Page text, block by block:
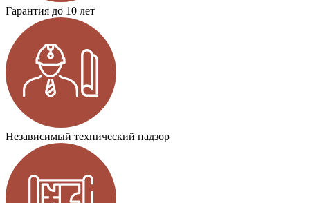
Гарантия до 10 лет
Независимый технический надзор